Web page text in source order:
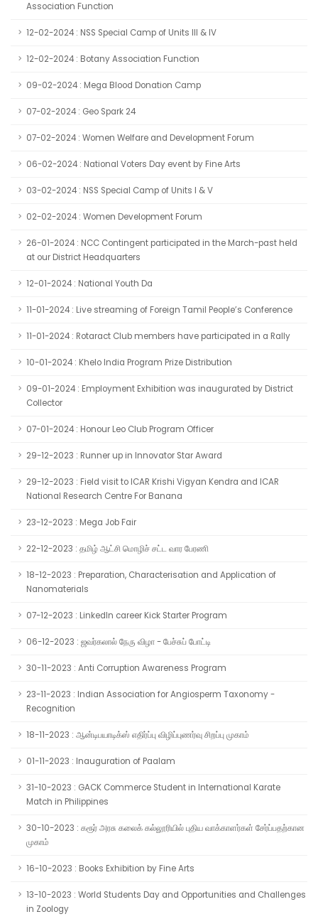
Association Function
12-02-2024 : NSS Special Camp of Units III & IV
12-02-2024 : Botany Association Function
09-02-2024 : Mega Blood Donation Camp
07-02-2024 : Geo Spark 24
07-02-2024 : Women Welfare and Development Forum
06-02-2024 : National Voters Day event by Fine Arts
03-02-2024 : NSS Special Camp of Units I & V
02-02-2024 : Women Development Forum
26-01-2024 : NCC Contingent participated in the March-past held
at our District Headquarters
12-01-2024 : National Youth Da
11-01-2024 : Live streaming of Foreign Tamil People’s Conference
11-01-2024 : Rotaract Club members have participated in a Rally
10-01-2024 : Khelo India Program Prize Distribution
09-01-2024 : Employment Exhibition was inaugurated by District
Collector
07-01-2024 : Honour Leo Club Program Officer
29-12-2023 : Runner up in Innovator Star Award
29-12-2023 : Field visit to ICAR Krishi Vigyan Kendra and ICAR
National Research Centre For Banana
23-12-2023 : Mega Job Fair
22-12-2023 : தமிழ் ஆட்சி மொழிச் சட்ட வார பேரணி
18-12-2023 : Preparation, Characterisation and Application of
Nanomaterials
07-12-2023 : LinkedIn career Kick Starter Program
06-12-2023 : ஜவர்கலால் நேரு விழா - பேச்சுப் போட்டி
30-11-2023 : Anti Corruption Awareness Program
23-11-2023 : Indian Association for Angiosperm Taxonomy -
Recognition
18-11-2023 : ஆன்டிபயாடிக்ஸ் எதிர்ப்பு விழிப்புணர்வு சிறப்பு முகாம்
01-11-2023 : Inauguration of Paalam
31-10-2023 : GACK Commerce Student in International Karate
Match in Philippines
30-10-2023 : கரூர் அரசு கலைக் கல்லூரியில் புதிய வாக்காளர்கள் சேர்ப்பதற்கான
முகாம்
16-10-2023 : Books Exhibition by Fine Arts
13-10-2023 : World Students Day and Opportunities and Challenges
in Zoology